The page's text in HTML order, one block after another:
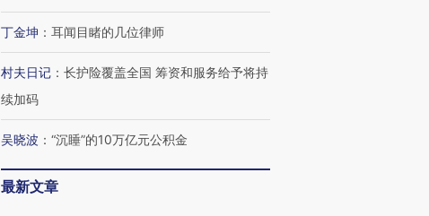
丁金坤 ： 耳闻目睹的几位律师
村夫日记 ： 长护险覆盖全国 筹资和服务给予将持
续加码
吴晓波 ： “沉睡”的10万亿元公积金
最新文章